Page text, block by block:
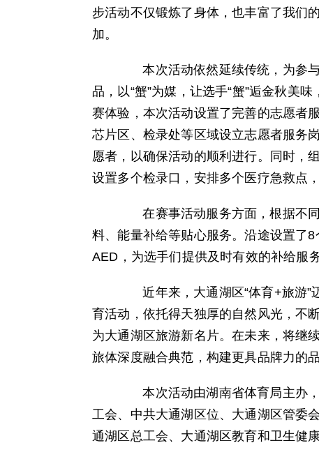
步活动不仅锻炼了身体，也丰富了我们
加。
本次活动依然延续传统，为参与
品，以“蟹”为媒，让选手“蟹”逅金秋美
赛体验，本次活动设置了完善的志愿者
芯片区、检录处等区域设立志愿者服务
愿者，以确保活动的顺利进行。同时，
设置多个检录口，安排多个医疗急救点
在赛事活动服务方面，根据不同
料、能量补给等贴心服务。沿途设置了
AED，为选手们提供及时有效的补给服务
近年来，大通湖区“体育+旅游”
育活动，依托得天独厚的自然风光，不
为大通湖区旅游新名片。在未来，将继
旅体深度融合典范，构建更具品牌力的品
本次活动由湖南省体育局主办，
工会、中共大通湖区位、大通湖区管委
通湖区总工会、大通湖区教育和卫生健